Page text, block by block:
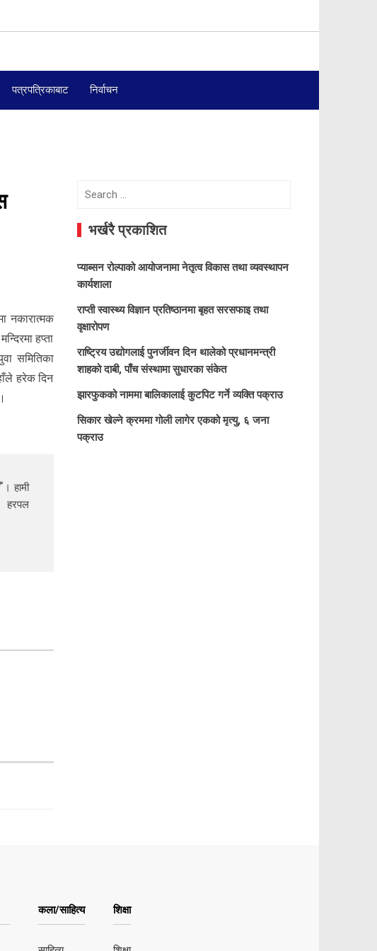
पत्रपत्रिकाबाट निर्वाचन
नकारात्मक
हप्ता
समितिका
हरेक दिन
हामी
हरपल
Search
भर्खरै प्रकाशित
प्याब्सन रोल्पाको आयोजनामा नेतृत्व विकास तथा व्यवस्थापन
कार्यशाला
राप्ती स्वास्थ्य विज्ञान प्रतिष्ठानमा बृहत सरसफाइ तथा
वृक्षारोपण
राष्ट्रिय उद्योगलाई पुनर्जीवन दिन थालेको प्रधानमन्त्री
शाहको दाबी, पाँच संस्थामा सुधारका संकेत
झारफुकको नाममा बालिकालाई कुटपिट गर्ने व्यक्ति पक्राउ
सिकार खेल्ने क्रममा गोली लागेर एकको मृत्यु, ६ जना
पक्राउ
कला/साहित्य शिक्षा